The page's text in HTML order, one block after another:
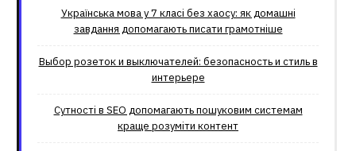
Українська мова у 7 класі без хаосу: як домашні
завдання допомагають писати грамотніше
Выбор розеток и выключателей: безопасность и стиль в
интерьере
Сутності в SEO допомагають пошуковим системам
краще розуміти контент